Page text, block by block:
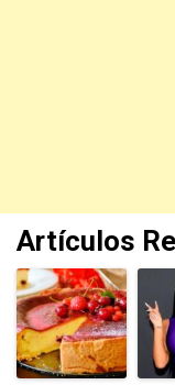
Artículos